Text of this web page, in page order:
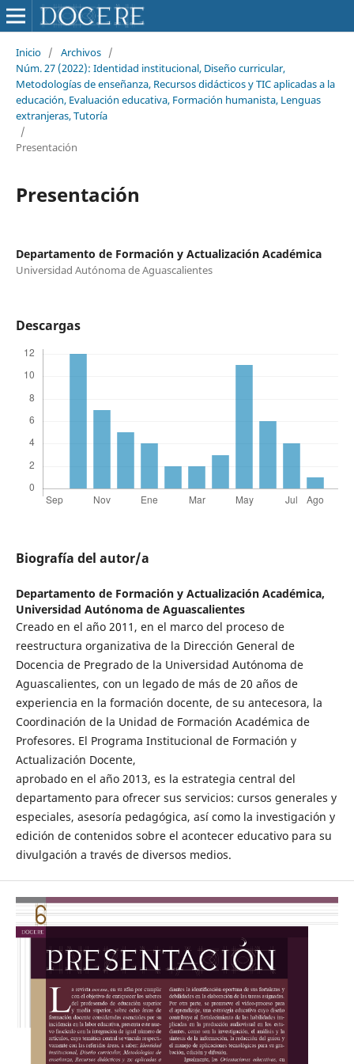
Inicio / Archivos /
Núm. 27 (2022): Identidad institucional, Diseño curricular,
Metodologías de enseñanza, Recursos didácticos y TIC aplicadas a la
educación, Evaluación educativa, Formación humanista, Lenguas
extranjeras, Tutoría
/
Presentación
Presentación
Departamento de Formación y Actualización Académica
Universidad Autónoma de Aguascalientes
Descargas
Biografía del autor/a
Departamento de Formación y Actualización Académica,
Universidad Autónoma de Aguascalientes
Creado en el año 2011, en el marco del proceso de
reestructura organizativa de la Dirección General de
Docencia de Pregrado de la Universidad Autónoma de
Aguascalientes, con un legado de más de 20 años de
experiencia en la formación docente, de su antecesora, la
Coordinación de la Unidad de Formación Académica de
Profesores. El Programa Institucional de Formación y
Actualización Docente,
aprobado en el año 2013, es la estrategia central del
departamento para ofrecer sus servicios: cursos generales y
especiales, asesoría pedagógica, así como la investigación y
edición de contenidos sobre el acontecer educativo para su
divulgación a través de diversos medios.